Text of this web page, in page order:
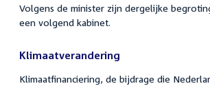
Volgens de minister zijn dergelijke
een volgend kabinet.
Klimaatverandering
Klimaatfinanciering, de bijdrage die